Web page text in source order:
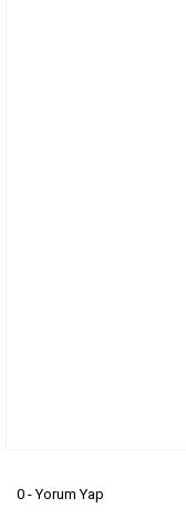
0 - Yorum Yap